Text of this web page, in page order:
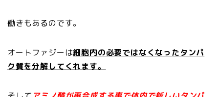
働きもあるのです。
オートファジーは細胞内の必要ではなくなったタンパ
ク質を分解してくれます。